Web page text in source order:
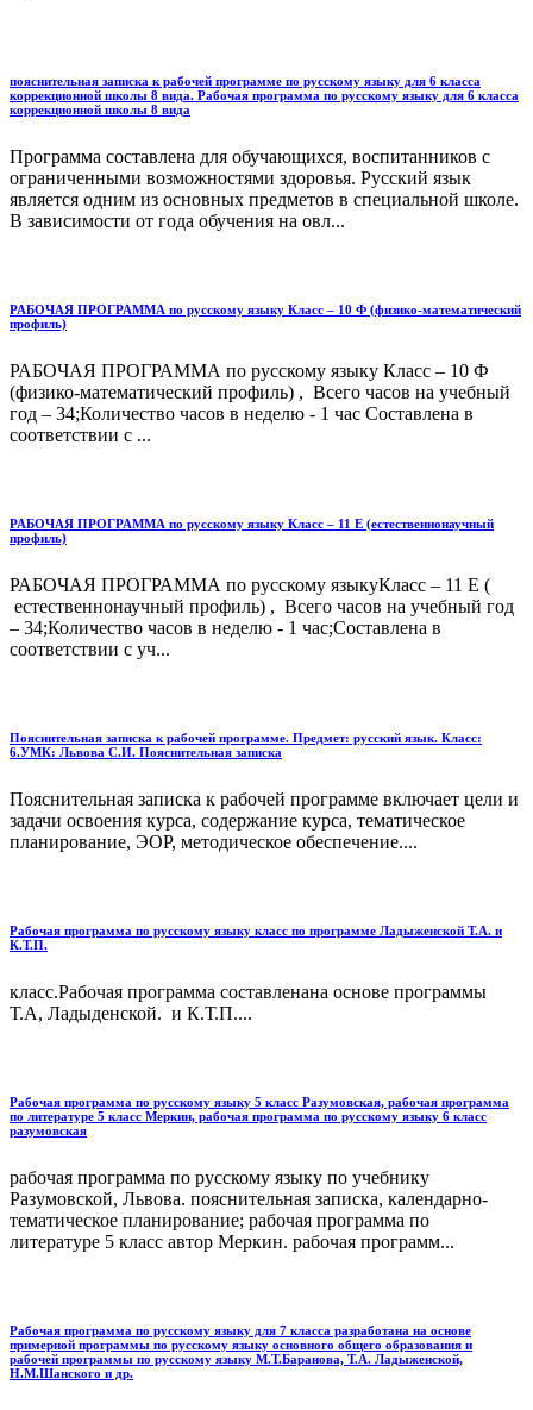
пояснительная записка к рабочей программе по русскому языку для 6 класса
коррекционной школы 8 вида. Рабочая программа по русскому языку для 6 класса
коррекционной школы 8 вида
Программа составлена для обучающихся, воспитанников с
ограниченными возможностями здоровья. Русский язык
является одним из основных предметов в специальной школе.
В зависимости от года обучения на овл...
РАБОЧАЯ ПРОГРАММА по русскому языку Класс – 10 Ф (физико-математический
профиль)
РАБОЧАЯ ПРОГРАММА по русскому языку Класс – 10 Ф
(физико-математический профиль) , Всего часов на учебный
год – 34;Количество часов в неделю - 1 час Составлена в
соответствии с ...
РАБОЧАЯ ПРОГРАММА по русскому языку Класс – 11 Е (естественнонаучный
профиль)
РАБОЧАЯ ПРОГРАММА по русскому языкуКласс – 11 Е (
естественнонаучный профиль) , Всего часов на учебный год
– 34;Количество часов в неделю - 1 час;Составлена в
соответствии с уч...
Пояснительная записка к рабочей программе. Предмет: русский язык. Класс:
6.УМК: Львова С.И. Пояснительная записка
Пояснительная записка к рабочей программе включает цели и
задачи освоения курса, содержание курса, тематическое
планирование, ЭОР, методическое обеспечение....
Рабочая программа по русскому языку класс по программе Ладыженской Т.А. и
К.Т.П.
класс.Рабочая программа составленана основе программы
Т.А, Ладыденской. и К.Т.П....
Рабочая программа по русскому языку 5 класс Разумовская, рабочая программа
по литературе 5 класс Меркин, рабочая программа по русскому языку 6 класс
разумовская
рабочая программа по русскому языку по учебнику
Разумовской, Львова. пояснительная записка, календарно-
тематическое планирование; рабочая программа по
литературе 5 класс автор Меркин. рабочая программ...
Рабочая программа по русскому языку для 7 класса разработана на основе
примерной программы по русскому языку основного общего образования и
рабочей программы по русскому языку М.Т.Баранова, Т.А. Ладыженской,
Н.М.Шанского и др.